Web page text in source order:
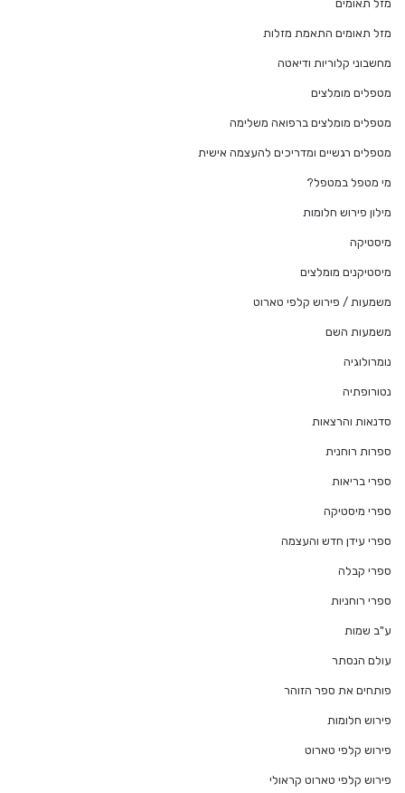
מזל תאומים
מזל תאומים התאמת מזלות
מחשבוני קלוריות ודיאטה
מטפלים מומלצים
מטפלים מומלצים ברפואה משלימה
מטפלים רגשיים ומדריכים להעצמה אישית
מי מטפל במטפל?
מילון פירוש חלומות
מיסטיקה
מיסטיקנים מומלצים
משמעות / פירוש קלפי טארוט
משמעות השם
נומרולוגיה
נטורופתיה
סדנאות והרצאות
ספרות רוחנית
ספרי בריאות
ספרי מיסטיקה
ספרי עידן חדש והעצמה
ספרי קבלה
ספרי רוחניות
ע"ב שמות
עולם הנסתר
פותחים את ספר הזוהר
פירוש חלומות
פירוש קלפי טארוט
פירוש קלפי טארוט קראולי